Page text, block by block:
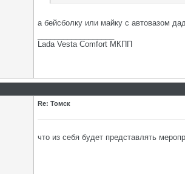
а бейсболку или майку с автовазом
Lada Vesta Comfort МКПП
Re: Томск
что из себя будет представлять